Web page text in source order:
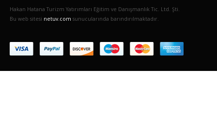
Hakan Hatana Turizm Yatırımları Eğitim ve Danışmanlık Tic. Ltd. Şti.
Bu web sitesi netuv.com sunucularında barındırılmaktadır.